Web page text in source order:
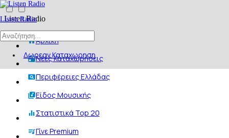
Listen Radio
Δωρεαν Καταχωρηση
Listen Radio
Αρχική
Νέες Καταχωρήσεις
Περιφέρειες Ελλάδας
Είδος Μουσικής
Στατιστικά Top 20
Γίνε Premium